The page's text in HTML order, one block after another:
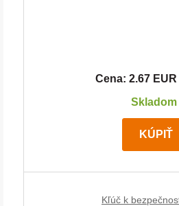
Cena: 2.67 EUR
Skladom
KÚPIŤ
Kľúč k